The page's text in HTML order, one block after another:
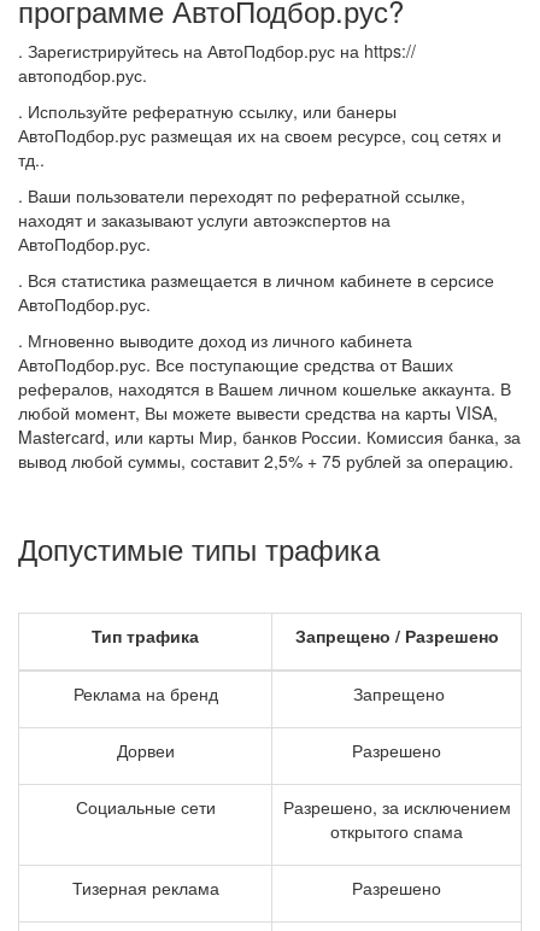
программе АвтоПодбор.рус?
. Зарегистрируйтесь на АвтоПодбор.рус на https://
автоподбор.рус.
. Используйте рефератную ссылку, или банеры
АвтоПодбор.рус размещая их на своем ресурсе, соц сетях и
тд..
. Ваши пользователи переходят по рефератной ссылке,
находят и заказывают услуги автоэкспертов на
АвтоПодбор.рус.
. Вся статистика размещается в личном кабинете в серсисе
АвтоПодбор.рус.
. Мгновенно выводите доход из личного кабинета
АвтоПодбор.рус. Все поступающие средства от Ваших
рефералов, находятся в Вашем личном кошельке аккаунта. В
любой момент, Вы можете вывести средства на карты VISA,
Mаsterсard, или карты Мир, банков России. Комиссия банка, за
вывод любой суммы, составит 2,5% + 75 рублей за операцию.
Допустимые типы трафика
Тип трафика Запрещено / Разрешено
Реклама на бренд Запрещено
Дорвеи Разрешено
Социальные сети
Разрешено, за исключением
открытого спама
Тизерная реклама Разрешено